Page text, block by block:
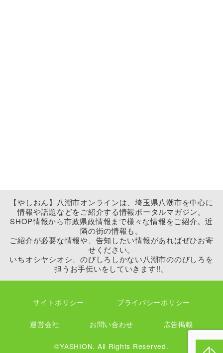
【やしおん】八潮市オンラインは、埼玉県八潮市を中心に
情報や話題などをご紹介する情報ポータルマガジン。
SHOP情報から市政県政情報まで様々な情報をご紹介。近
隣の街の情報も。
ご紹介が必要な情報や、告知したい情報があればぜひお寄
せください。
いちオシヤシオシ、のびしろしかない八潮市ののびしろを
担うお手伝いをしていきます!!。
サイトポリシー プライバシーポリシー
運営会社 お問い合わせ 広告掲載
©YASHION. All Rights Reserved.